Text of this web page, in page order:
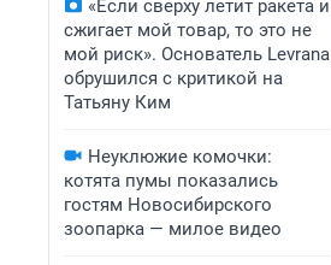
«Если сверху летит ракета и
сжигает мой товар, то это не
мой риск». Основатель Levrana
обрушился с критикой на
Татьяну Ким
Неуклюжие комочки:
котята пумы показались
гостям Новосибирского
зоопарка — милое видео